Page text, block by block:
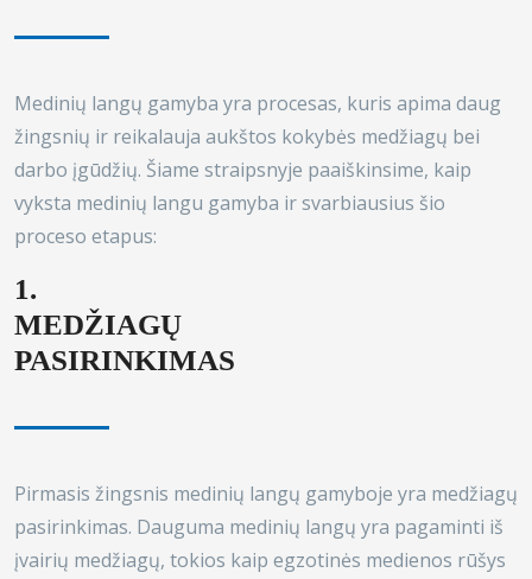
Medinių langų gamyba yra procesas, kuris apima daug
žingsnių ir reikalauja aukštos kokybės medžiagų bei
darbo įgūdžių. Šiame straipsnyje paaiškinsime, kaip
vyksta medinių langu gamyba ir svarbiausius šio
proceso etapus:
1.
MEDŽIAGŲ
PASIRINKIMAS
Pirmasis žingsnis medinių langų gamyboje yra medžiagų
pasirinkimas. Dauguma medinių langų yra pagaminti iš
įvairių medžiagų, tokios kaip egzotinės medienos rūšys